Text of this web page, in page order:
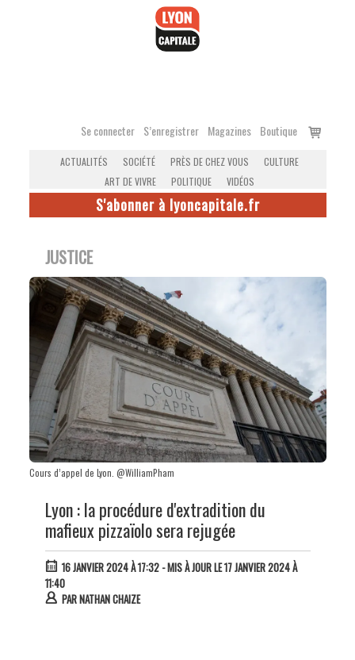
Se connecter S’enregistrer Magazines Boutique
Voir
ACTUALITÉS SOCIÉTÉ PRÈS DE CHEZ VOUS
CULTURE
ART DE VIVRE
POLITIQUE VIDÉOS
S'abonner à lyoncapitale.fr
JUSTICE
Cours d’appel de Lyon. @WilliamPham
Lyon : la procédure d'extradition du
mafieux pizzaïolo sera rejugée
16 JANVIER 2024 À 17:32- MIS À JOUR LE 17 JANVIER 2024 À
11:40
PARNATHAN CHAIZE